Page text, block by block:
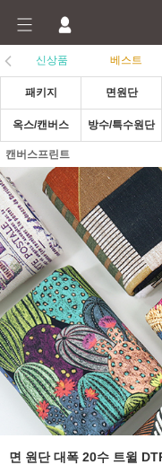
신상품 베스트
패키지 면원단
옥스/캔버스 방수/특수원단
캔버스프린트
면 원단 대폭 20수 트윌